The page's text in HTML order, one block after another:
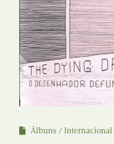
Álbuns Internacional